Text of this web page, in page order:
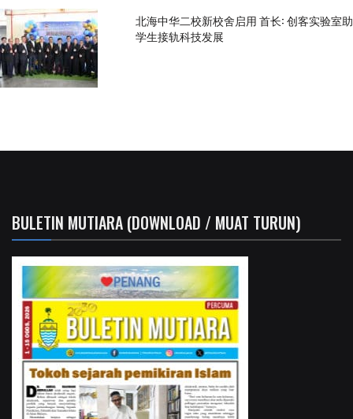
北海中华二校新校舍启用 首长: 创客实验室助
学生接轨科技发展
BULETIN MUTIARA (DOWNLOAD / MUAT TURUN)